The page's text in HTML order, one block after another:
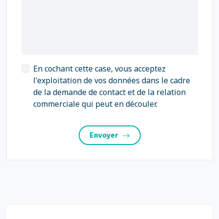
En cochant cette case, vous acceptez
l'exploitation de vos données dans le cadre
de la demande de contact et de la relation
commerciale qui peut en découler.
Envoyer